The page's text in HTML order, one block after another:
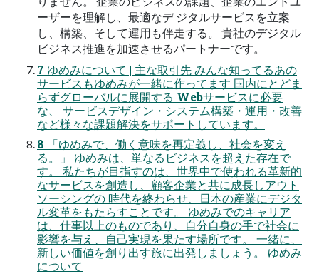
ーザーを理解し、最適なデ ジタルサービスを立案
し、構築、そして運用も伴走する。 貴社のデジタル
ビジネス推進を加速させるパートナーです。
7 ゆめみについて | 主な取引先 みんな知ってるあの
サービスもゆめみが一緒に作ってます 国内にとどま
らずグローバルに展開する Webサービスに必要
な、 サービスデザイン・システム構築・運用・改善
など様々な課題解決をサポートしています。
8 「ゆめみで、働く意味を再定義し、社会を変え
る。」 ゆめみは、単なるビジネスを超えた存在で
す。 私たちが目指すのは、世界中で使われる革新的
なサービスを創造し、顧客企業と共に成長しアウト
ソーシングの 時代を終わらせ、日本の産業にデジタ
ル変革をもたらすことです。 ゆめみでのキャリア
は、仕事以上のものであり、自分自身の手で社会に
影響を与え、自己実現を果たす場所です。 一緒に、
新しい価値を創り出す旅に出発しましょう。 ゆめみ
について